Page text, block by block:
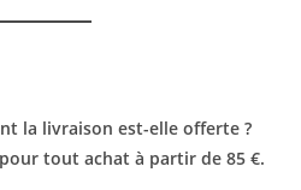
la livraison est-elle offerte ?
tout achat à partir de 85 €.